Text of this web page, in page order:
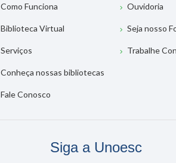
Como Funciona
Biblioteca Virtual
Serviços
Conheça nossas bibliotecas
Fale Conosco
Ouvidoria
Seja nosso
Trabalhe
Siga a Unoesc